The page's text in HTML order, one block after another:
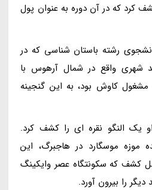
کرد که در آن دوره به عنوان پول
رشته باستان شناسی که در
شهری واقع در شمال آرهوس با
مشغول کاوش بود، به این گنجینه
یک النگو نقره ای را کشف کرد.
موزه موسگارد در هاجبرگ، این
کشف که سکونتگاه عصر وایکینگ